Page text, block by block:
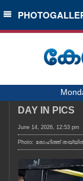
SECTIONS
HOME
NOTIFIED NEWS
KERALA
LOCAL
DAY IN PICS
June 14, 2026, 12:53 pm
Photo: രോഹിത്ത്